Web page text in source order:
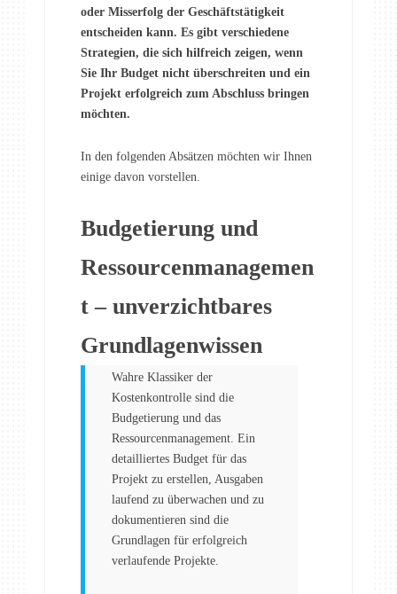
oder Misserfolg der Geschäftstätigkeit
entscheiden kann. Es gibt verschiedene
Strategien, die sich hilfreich zeigen, wenn
Sie Ihr Budget nicht überschreiten und ein
Projekt erfolgreich zum Abschluss bringen
möchten.
In den folgenden Absätzen möchten wir Ihnen
einige davon vorstellen.
Budgetierung und
Ressourcenmanagemen
t – unverzichtbares
Grundlagenwissen
Wahre Klassiker der
Kostenkontrolle sind die
Budgetierung und das
Ressourcenmanagement. Ein
detailliertes Budget für das
Projekt zu erstellen, Ausgaben
laufend zu überwachen und zu
dokumentieren sind die
Grundlagen für erfolgreich
verlaufende Projekte.